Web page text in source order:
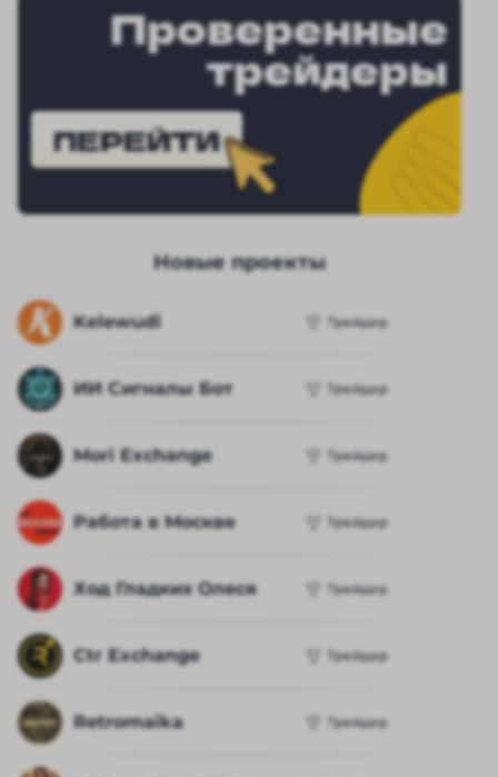
Проверенные
трейдеры
ПЕРЕЙТИ
Новые проекты
Kelewudi Трейдер
ИИ Сигналы Бот Трейдер
Mori Exchange Трейдер
Работа в Москве Трейдер
Ход Гладких Олеся Трейдер
Ctr Exchange Трейдер
Retromaika Трейдер